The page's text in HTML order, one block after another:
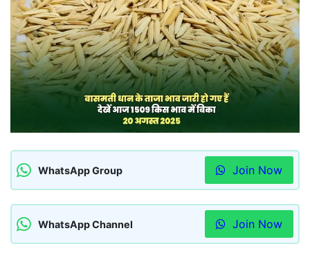
WhatsApp Group Join Now
WhatsApp Channel Join Now